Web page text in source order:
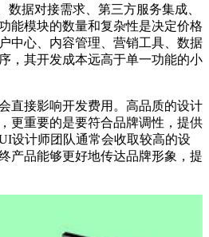
据对接需求、第三方服务集成、
能模块的数量和复杂性是决定价格
中心、内容管理、营销工具、数据
，其开发成本远高于单一功能的小
直接影响开发费用。高品质的设计
更重要的是要符合品牌调性，提供
设计师团队通常会收取较高的设
产品能够更好地传达品牌形象，提